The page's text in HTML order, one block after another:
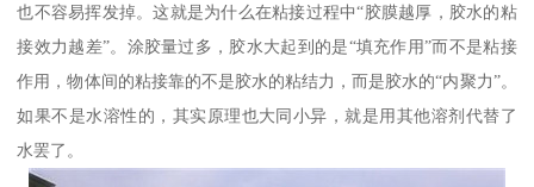
也不容易挥发掉。这就是为什么在粘接过程中“胶膜越厚，胶水的粘
接效力越差”。涂胶量过多，胶水大起到的是“填充作用”而不是粘接
作用，物体间的粘接靠的不是胶水的粘结力，而是胶水的“内聚力”。
如果不是水溶性的，其实原理也大同小异，就是用其他溶剂代替了
水罢了。